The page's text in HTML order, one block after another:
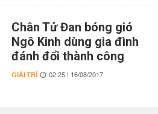
Chân Tử Đan bóng gió
Ngô Kinh dùng gia đình
đánh đổi thành công
GIẢI TRÍ 02:25 | 16/08/2017